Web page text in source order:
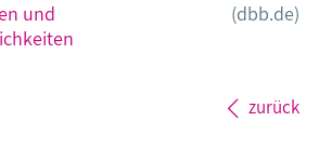
und
(dbb.de)
zurück